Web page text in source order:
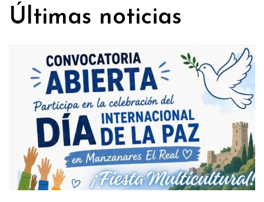
Últimas noticias